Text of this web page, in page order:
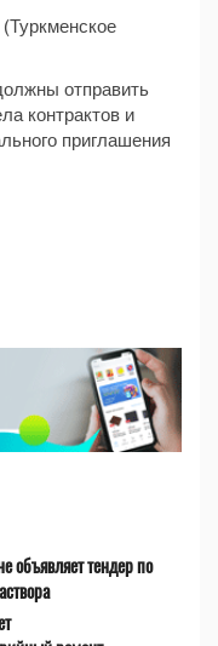
отправить
контрактов и
приглашения
объявляет тендер по